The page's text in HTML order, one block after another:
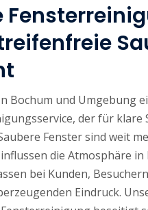
Bochum und Umgebung
der für klare
Fenster sind weit
die Atmosphäre in
bei Kunden,
Eindruck.